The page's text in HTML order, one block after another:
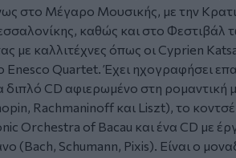
στο Μέγαρο Μουσικής, με την
καθώς και στο Φεστιβάλ
με καλλιτέχνες όπως οι Cyprien
Enesco Quartet. Έχει ηχογραφήσει
διπλό CD αφιερωμένο στη ρομαντική
Rachmaninoff και Liszt), το
Orchestra of Bacau και ένα CD με
(Bach, Schumann, Pixis). Είναι ο